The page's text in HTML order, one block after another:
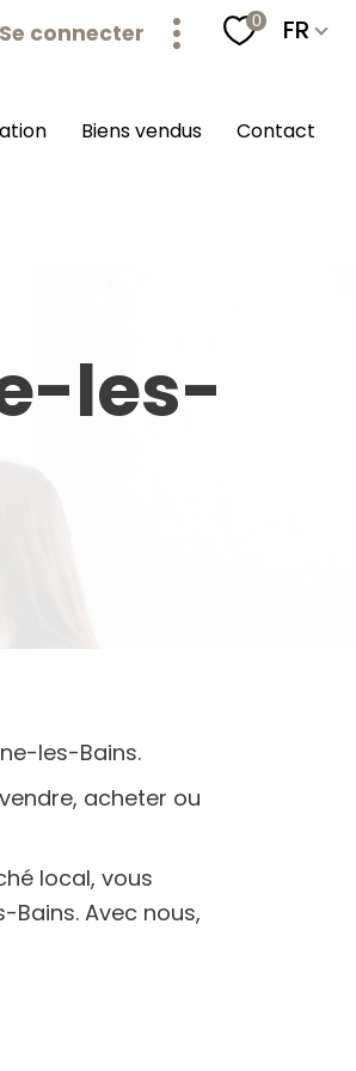
Se connecter 0 Langue
FR
biens vendus contact
les-
les-Bains.
acheter ou
local, vous
Avec nous,